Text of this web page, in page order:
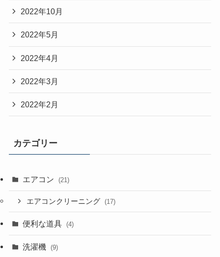
2022年10月
2022年5月
2022年4月
2022年3月
2022年2月
カテゴリー
エアコン (21)
エアコンクリーニング (17)
便利な道具 (4)
洗濯機 (9)